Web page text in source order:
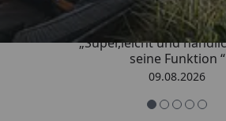
„Super,leicht und
seine Funktion “
09.08.2026